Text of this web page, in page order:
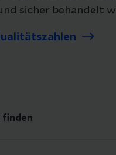
sicher behandelt
finden